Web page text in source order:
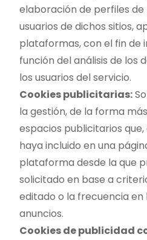
elaboración de perfiles de
usuarios de dichos sitios,
plataformas, con el fin de
función del análisis de los
los usuarios del servicio.
Cookies publicitarias:
la gestión, de la forma
espacios publicitarios
haya incluido en una
plataforma desde la que
solicitado en base a
editado o la frecuencia en
anuncios.
Cookies de publicidad